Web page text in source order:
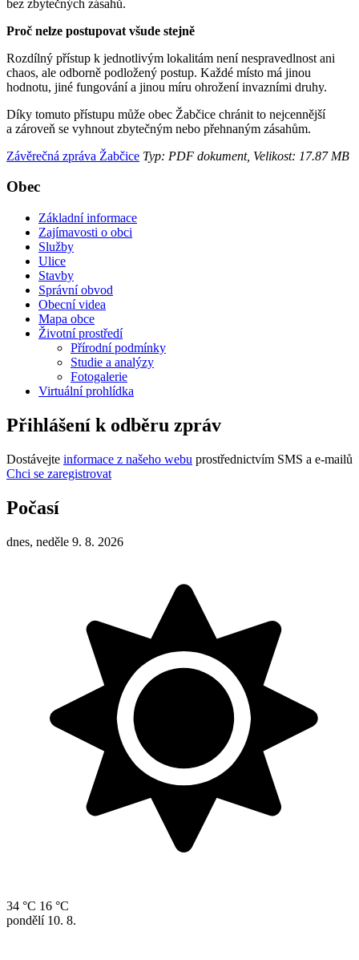
bez zbytečných zásahů.
Proč nelze postupovat všude stejně
Rozdílný přístup k jednotlivým lokalitám není nespravedlnost ani
chaos, ale odborně podložený postup. Každé místo má jinou
hodnotu, jiné fungování a jinou míru ohrožení invazními druhy.
Díky tomuto přístupu může obec Žabčice chránit to nejcennější
a zároveň se vyhnout zbytečným nebo přehnaným zásahům.
Závěrečná zpráva Žabčice Typ: PDF dokument, Velikost: 17.87 MB
Obec
Základní informace
Zajímavosti o obci
Služby
Ulice
Stavby
Správní obvod
Obecní videa
Mapa obce
Životní prostředí
Přírodní podmínky
Studie a analýzy
Fotogalerie
Virtuální prohlídka
Přihlášení k odběru zpráv
Dostávejte informace z našeho webu prostřednictvím SMS a e-mailů
Chci se zaregistrovat
Počasí
dnes, neděle 9. 8. 2026
34 °C 16 °C
pondělí 10. 8.